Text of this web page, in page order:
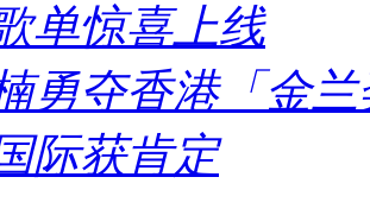
单惊喜上线
勇夺香港「金
际获肯定